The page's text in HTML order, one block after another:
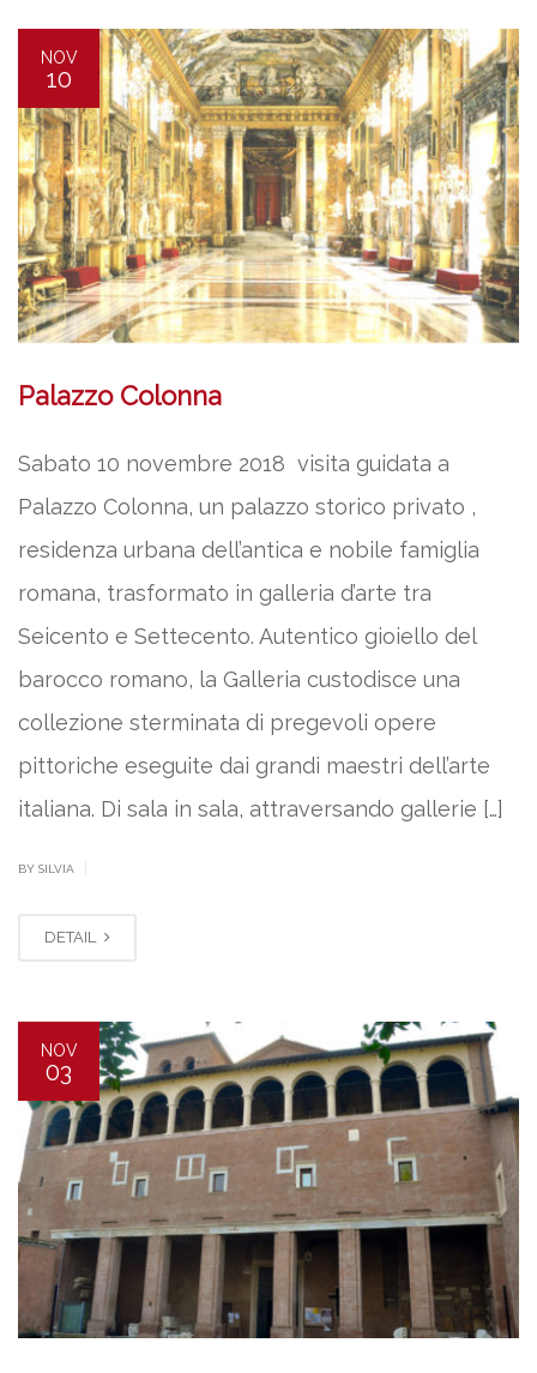
NOV
10
Palazzo Colonna
Sabato 10 novembre 2018 visita guidata a
Palazzo Colonna, un palazzo storico privato ,
residenza urbana dell’antica e nobile famiglia
romana, trasformato in galleria d’arte tra
Seicento e Settecento. Autentico gioiello del
barocco romano, la Galleria custodisce una
collezione sterminata di pregevoli opere
pittoriche eseguite dai grandi maestri dell’arte
italiana. Di sala in sala, attraversando gallerie […]
BY SILVIA
DETAIL
NOV
03